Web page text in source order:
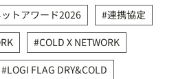
トアワード2026
連携協定
COLD X NETWORK
LOGI FLAG DRY&COLD